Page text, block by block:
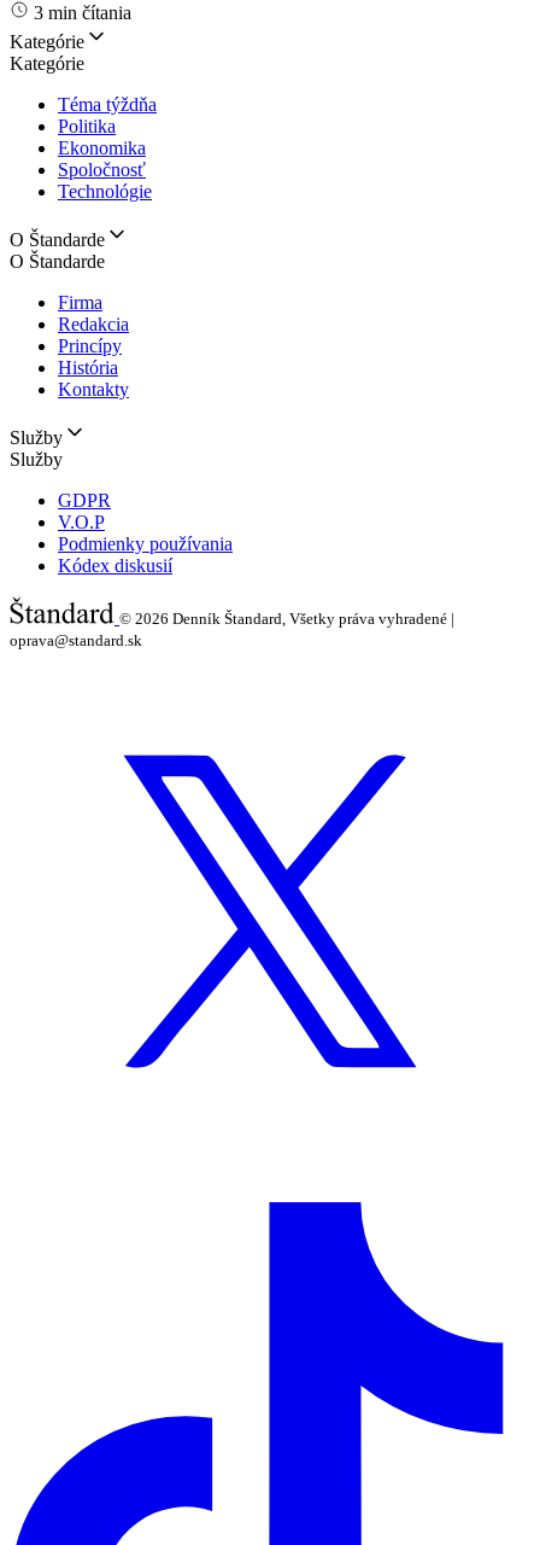
3 min čítania
Kategórie
Kategórie
Téma týždňa
Politika
Ekonomika
Spoločnosť
Technológie
O Štandarde
O Štandarde
Firma
Redakcia
Princípy
História
Kontakty
Služby
Služby
GDPR
V.O.P
Podmienky používania
Kódex diskusií
© 2026 Denník Štandard, Všetky práva vyhradené |
oprava@standard.sk